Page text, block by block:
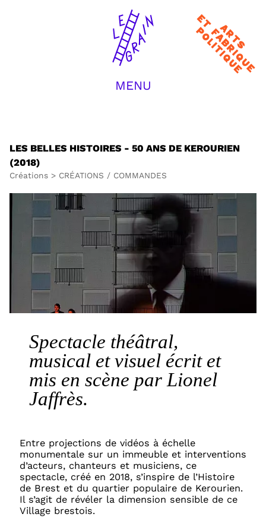
Arts et
fabrique
politique
MENU
JOURNAL / ACTUS
EQUIPE
CONTACT
RECHERCHER :
LES BELLES HISTOIRES - 50 ANS DE KEROURIEN
(2018)
Créations > CRÉATIONS / COMMANDES
Spectacle théâtral,
musical et visuel écrit et
mis en scène par Lionel
Jaffrès.
Entre projections de vidéos à échelle
monumentale sur un immeuble et interventions
d’acteurs, chanteurs et musiciens, ce
spectacle, créé en 2018, s’inspire de l’Histoire
de Brest et du quartier populaire de Kerourien.
Il s’agit de révéler la dimension sensible de ce
Village brestois.